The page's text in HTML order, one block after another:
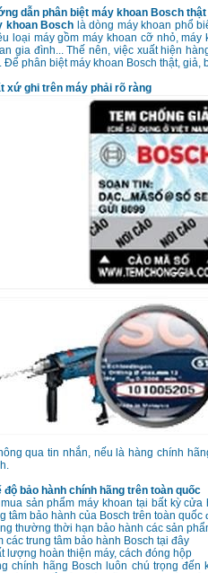
dẫn phân biệt máy khoan Bosch
khoan Bosch là dòng máy khoan phổ
loại máy gồm máy khoan cỡ nhỏ,
gia đình... Thế nên, việc xuất hiện
Để phân biệt máy khoan Bosch thật, giả,
xứ ghi trên máy phải rõ ràng
qua tin nhắn, nếu là hàng chính
độ bảo hành chính hãng trên toàn quốc
mua sản phẩm máy khoan tại bất kỳ
tâm bảo hành của Bosch trên toàn
thường thời hạn bảo hành các sản
các trung tâm bảo hành Bosch tại đây
lượng hoàn thiện máy, cách đóng hộp
chính hãng Bosch luôn chú trọng